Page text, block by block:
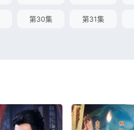
第30集 第31集